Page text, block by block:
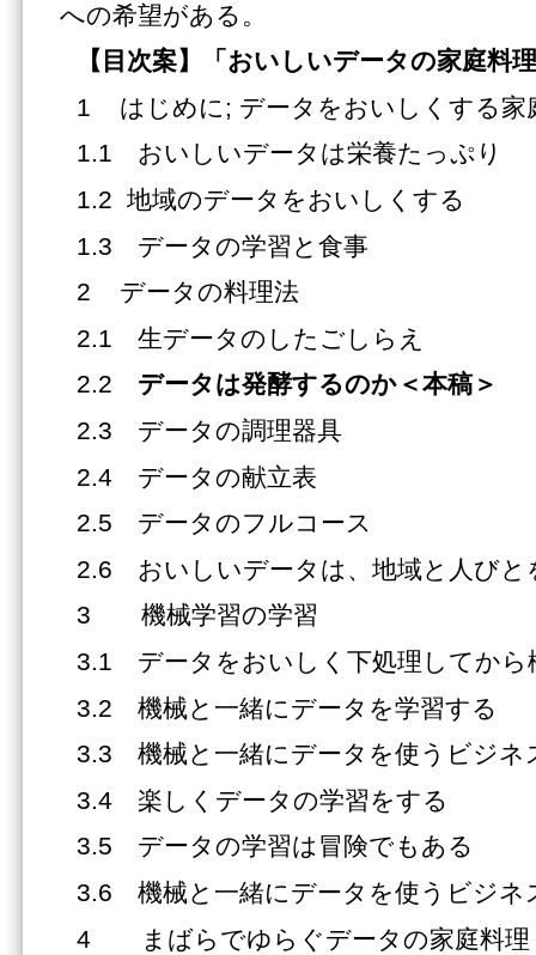
への希望がある。
【目次案】「おいしいデータの家庭料
1 はじめに; データをおいしくする家
1.1 おいしいデータは栄養たっぷり
1.2 地域のデータをおいしくする
1.3 データの学習と食事
2 データの料理法
2.1 生データのしたごしらえ
2.2 データは発酵するのか＜本稿＞
2.3 データの調理器具
2.4 データの献立表
2.5 データのフルコース
2.6 おいしいデータは、地域と人びと
3 機械学習の学習
3.1 データをおいしく下処理してから
3.2 機械と一緒にデータを学習する
3.3 機械と一緒にデータを使うビジネ
3.4 楽しくデータの学習をする
3.5 データの学習は冒険でもある
3.6 機械と一緒にデータを使うビジネ
4 まばらでゆらぐデータの家庭料理